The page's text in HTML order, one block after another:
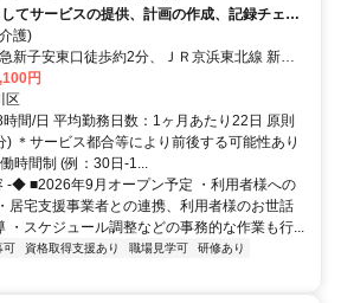
てサービスの提供、計画の作成、記録チェッ
＞2026年9月オープン予定/東証スタンダード
当社で活躍しませんか？
護)
新子安東口徒歩約2分、ＪＲ京浜東北線 新子
子安徒歩約11分 JR各線「新子安」駅から徒
円
区
間/日 平均勤務日数：1ヶ月あたり22日 原則
＊サービス都合等により前後する可能性あり
時間制 (例：30日-1...
-◆ ■2026年9月オープン予定 ・利用者様への
居宅支援事業者との連携、利用者様のお世話
・スケジュール調整などの事務的な作業も行...
可 資格取得支援あり 職場見学可
研修あり